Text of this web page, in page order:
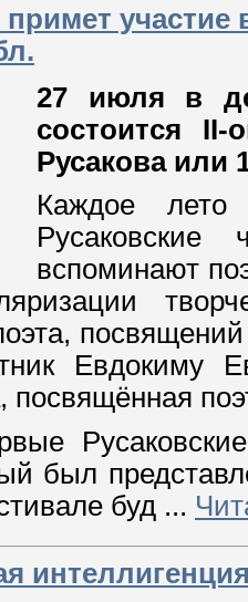
участие
27 июля в
состоится
Русакова или
Каждое
Русаковские
вспоминают
Евдокиму
посвящённая
был
буд ...